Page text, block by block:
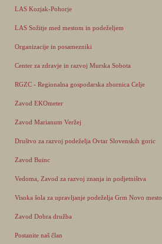
LAS Kozjak-Pohorje
LAS Sožitje med mestom in podeželjem
Organizacije in posamezniki
Center za zdravje in razvoj Murska Sobota
RGZC - Regionalna gospodarska zbornica Celje
Zavod EKOmeter
Zavod Marianum Veržej
Društvo za razvoj podeželja Ovtar Slovenskih goric
Zavod Buinc
Vedoma, Zavod za razvoj znanja in podjetništva
Visoka šola za upravljanje podeželja Grm Novo mesto
Zavod Dobra družba
Postanite naš član